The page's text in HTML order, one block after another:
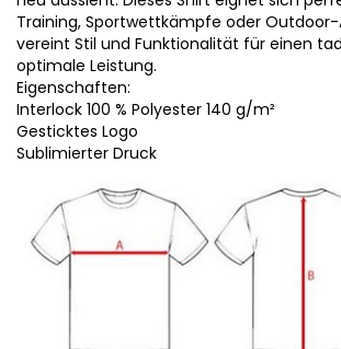
Training, Sportwettkämpfe oder
vereint Stil und Funktionalität für einen
optimale Leistung.
Eigenschaften:
Interlock 100 % Polyester 140 g/m²
Gesticktes Logo
Sublimierter Druck